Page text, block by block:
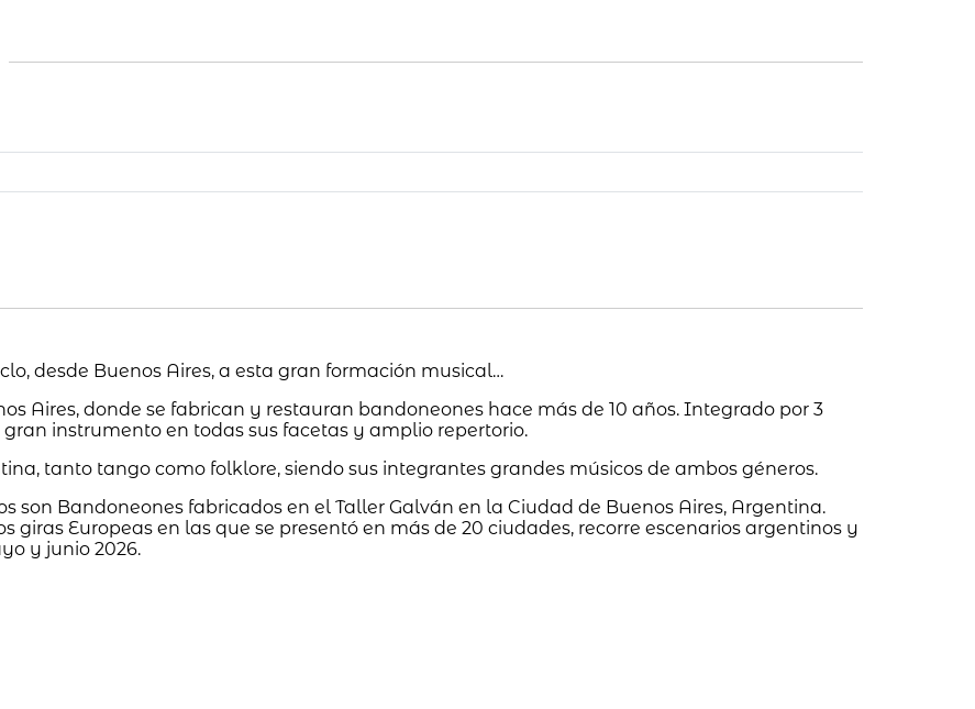
desde Buenos Aires, a esta gran formación musical…
Aires, donde se fabrican y restauran bandoneones hace más de 10 años. Integrado por 3
instrumento en todas sus facetas y amplio repertorio.
tanto tango como folklore, siendo sus integrantes grandes músicos de ambos géneros.
son Bandoneones fabricados en el Taller Galván en la Ciudad de Buenos Aires, Argentina.
giras Europeas en las que se presentó en más de 20 ciudades, recorre escenarios argentinos y
y junio 2026.